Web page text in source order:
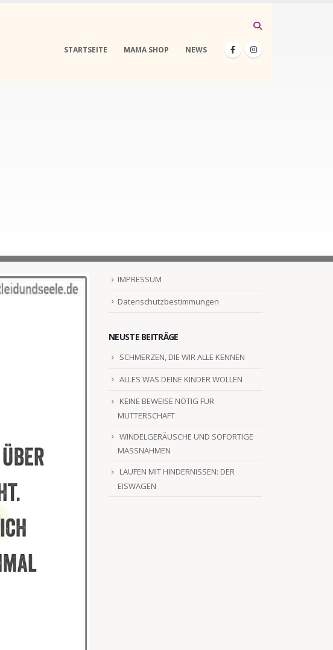
STARTSEITE MAMA SHOP NEWS
IMPRESSUM
Datenschutzbestimmungen
NEUSTE BEITRÄGE
SCHMERZEN, DIE WIR ALLE KENNEN
ALLES WAS DEINE KINDER WOLLEN
KEINE BEWEISE NÖTIG FÜR
MUTTERSCHAFT
WINDELGERÄUSCHE UND SOFORTIGE
MASSNAHMEN
LAUFEN MIT HINDERNISSEN: DER
EISWAGEN